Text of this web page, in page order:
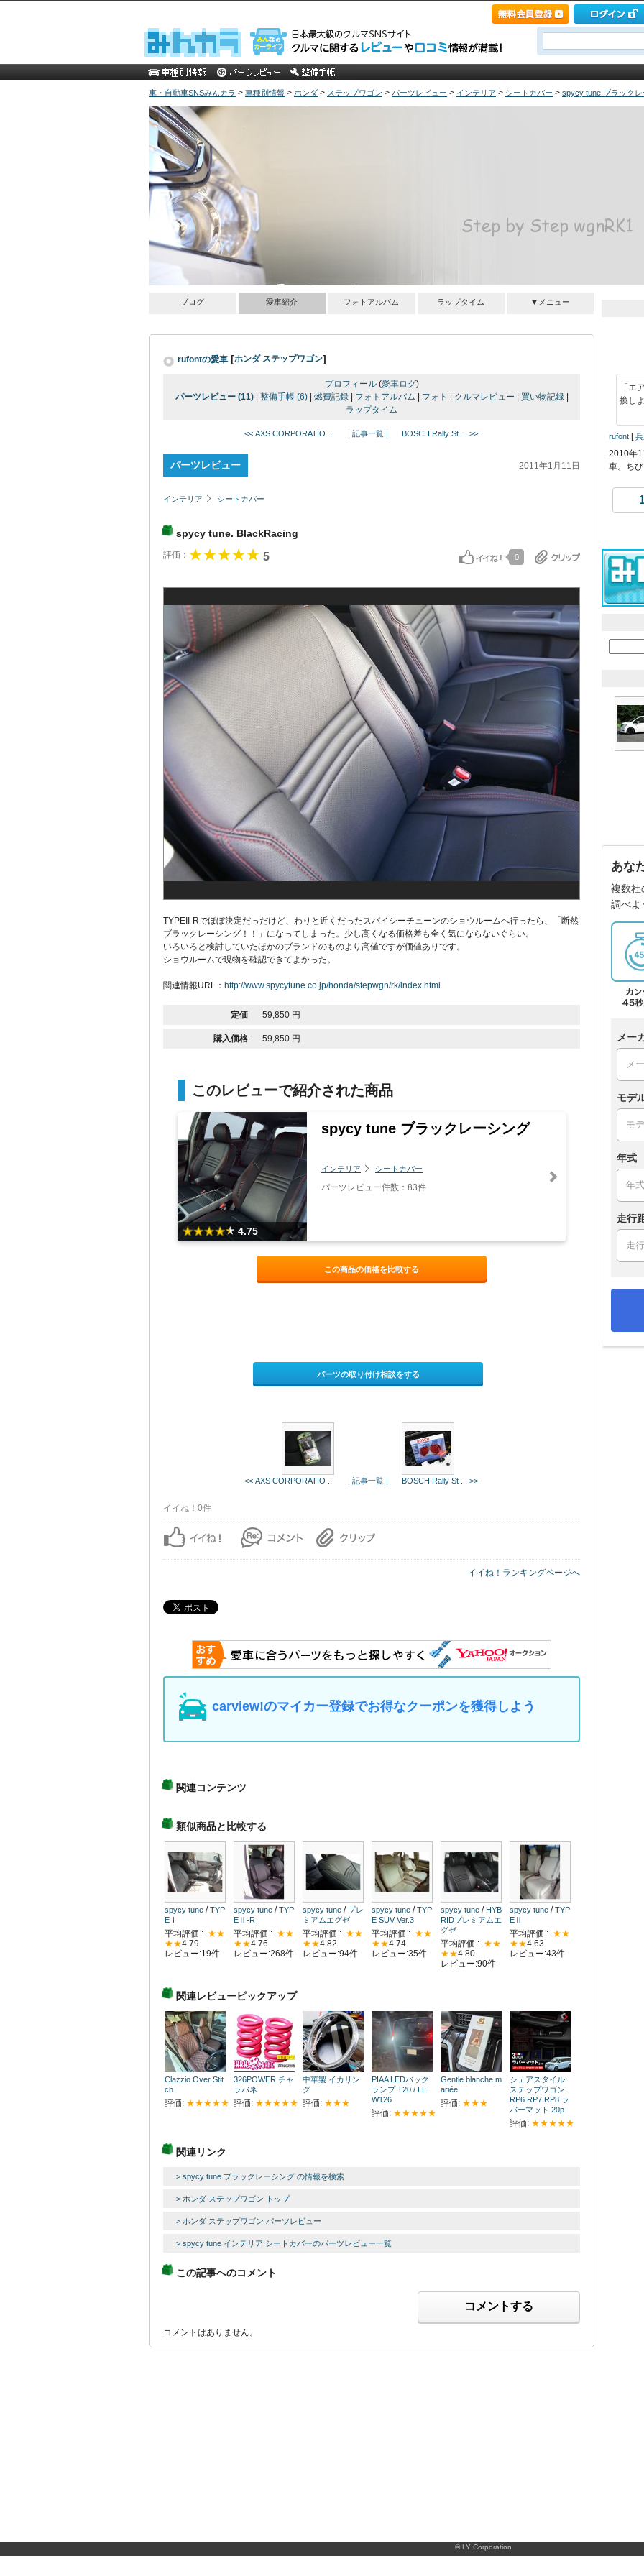
車・自動車SNSみんカラ > 車種別情報 > ホンダ > ステップワゴン > パーツレビュー > インテリア > シートカバー > spycy tune ブラック
Step by Step RK1
ブログ 愛車紹介 フォトアルバム ラップタイム ▼メニュー
rufontの愛車 [ホンダ ステップワゴン]
プロフィール(愛車ログ)
パーツレビュー (11)| 整備手帳 (6)| 燃費記録| フォトアルバム フォト クルマレビュー 買い物記録|
ラップタイム
<< AXS CORPORATIO ... | 記事一覧 | BOSCH Rally St ... >>
パーツレビュー 2011年1月11日
インテリア シートカバー
spycy tune. BlackRacing
評価： 5 0
TYPEII-Rでほぼ決定だっだけど、わりと近くだったスパイシーチューンのショウルームへ行ったら、「断然
ブラックレーシング！！」になってしまった。少し高くなる価格差も全く気にならないぐらい。
いろいろと検討していたほかのブランドのものより高値ですが価値ありです。
ショウルームで現物を確認できてよかった。
関連情報URL： http://www.spycytune.co.jp/honda/stepwgn/rk/index.html
定価 59,850 円
購入価格 59,850 円
このレビューで紹介された商品
4.75
spycy tune ブラックレーシング
インテリア シートカバー
パーツレビュー件数：83件
この商品の価格を比較する
パーツの取り付け相談をする
<< AXS CORPORATIO ... | 記事一覧 | BOSCH Rally St ... >>
イイね！0件
イイね！ランキングページへ
carview!のマイカー登録でお得なクーポンを獲得しよう
関連コンテンツ
類似商品と比較する
spycy tune /TYP
EⅠ
平均評価 : ★★
★★4.79
レビュー:19件
spycy tune /TYP
EⅡ-R
平均評価 : ★★
★★4.76
レビュー:268件
spycy tune / プレ
ミアムエグゼ
平均評価 : ★★
★★4.82
レビュー:94件
spycy tune /TYP
E SUV Ver.3
平均評価 : ★★
★★4.74
レビュー:35件
spycy tune / HYB
RIDプレミアムエ
グゼ
平均評価 : ★★
★★4.80
レビュー:90件
spycy tune /TYP
EⅡ
平均評価 : ★★
★★4.63
レビュー:43件
関連レビューピックアップ
Clazzio Over Stit
ch
評価: ★★★★★
326POWER チャ
ラバネ
評価: ★★★★★
中華製 イカリン
グ
評価: ★★★
PIAA LEDバック
ランプ T20 / LE
W126
評価: ★★★★★
Gentle blanche m
ariée
評価: ★★★
シェアスタイル
ステップワゴン
RP6 RP7 RP8 ラ
バーマット 20p
評価: ★★★★★
関連リンク
> spycy tune ブラックレーシング の情報を検索
> ホンダ ステップワゴン トップ
> ホンダ ステップワゴン パーツレビュー
> spycy tune インテリア シートカバーのパーツレビュー一覧
この記事へのコメント
コメントする
コメントはありません。
「エ
換し
rufont [
2010年
車。ちび
あな
複数社
調べよ
メー
モデ
年式
走行
© LY Corporation